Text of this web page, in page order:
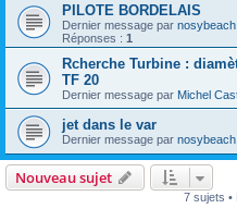
PILOTE BORDELAIS
Dernier message par nosybeach
Réponses : 1
Rcherche Turbine :
TF 20
Dernier message par Michel
jet dans le var
Dernier message par nosybeach
Nouveau sujet
7 sujets •